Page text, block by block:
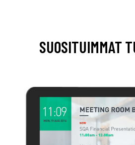
SUOSITUIMMAT